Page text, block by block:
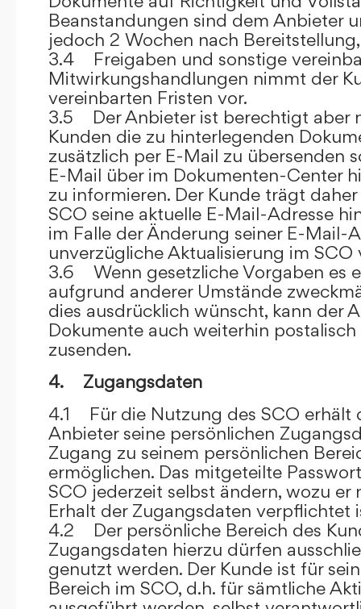
Beanstandungen sind dem Anbieter
jedoch 2 Wochen nach
3.4 Freigaben und sonstige
Mitwirkungshandlungen nimmt der
vereinbarten Fristen vor.
3.5 Der Anbieter ist berechtigt aber
Kunden die zu hinterlegenden
zusätzlich per E-Mail zu übersenden
E-Mail über im Dokumenten-Center
zu informieren. Der Kunde trägt
SCO seine aktuelle E-Mail-Adresse
im Falle der Änderung seiner E-Mail-
unverzügliche Aktualisierung im SCO
3.6 Wenn gesetzliche Vorgaben es
aufgrund anderer Umstände
dies ausdrücklich wünscht, kann der
Dokumente auch weiterhin
zusenden.
4. Zugangsdaten
4.1 Für die Nutzung des SCO erhält
Anbieter seine persönlichen
Zugang zu seinem persönlichen
ermöglichen. Das mitgeteilte
SCO jederzeit selbst ändern, wozu er
Erhalt der Zugangsdaten verpflichtet
4.2 Der persönliche Bereich des
Zugangsdaten hierzu dürfen
genutzt werden. Der Kunde ist für
Bereich im SCO, d.h. für sämtliche